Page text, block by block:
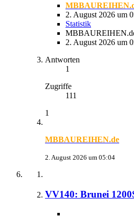
2. August 2026 um
Statistik
2. August 2026 um
Antworten
1
Zugriffe
111
1
MBBAUREIHEN.de
2. August 2026 um 05:04
VV140: Brunei